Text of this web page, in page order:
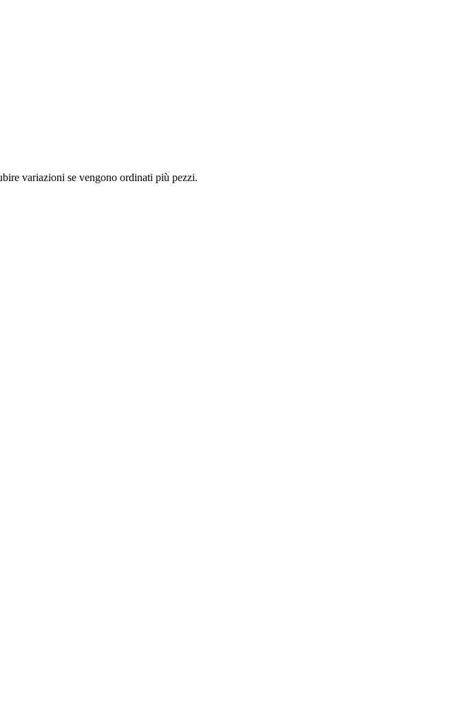
variazioni se vengono ordinati più pezzi.